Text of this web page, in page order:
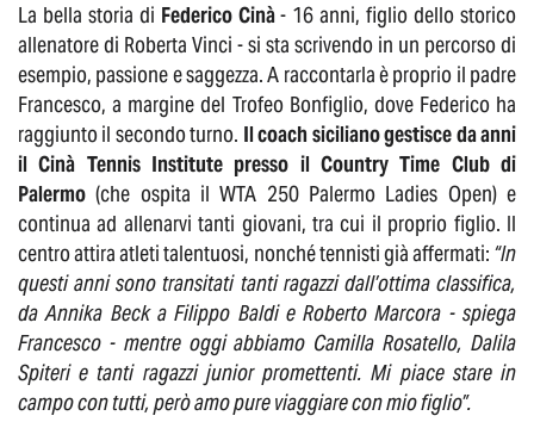
La bella storia di Federico Cinà- 16 anni, figlio dello storico
allenatore di Roberta Vinci - si sta scrivendo in un percorso di
esempio, passione e saggezza. A raccontarla è proprio il padre
Francesco, a margine del Trofeo Bonfiglio, dove Federico ha
raggiunto il secondo turno. Il coach siciliano gestisce da anni
il Cinà Tennis Institute presso il Country Time Club di
Palermo(che ospita il WTA 250 Palermo Ladies Open) e
continua ad allenarvi tanti giovani, tra cui il proprio figlio. Il
centro attira atleti talentuosi, nonché tennisti già affermati: “In
questi anni sono transitati tanti ragazzi dall’ottima classifica,
da Annika Beck a Filippo Baldi e Roberto Marcora - spiega
Francesco - mentre oggi abbiamo Camilla Rosatello, Dalila
Spiteri e tanti ragazzi junior promettenti. Mi piace stare in
campo con tutti, però amo pure viaggiare con mio figlio”.